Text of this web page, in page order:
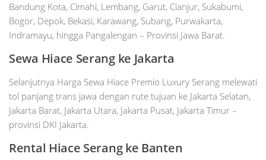
Bandung Kota, Cimahi, Lembang, Garut, Cianjur, Sukabumi,
Bogor, Depok, Bekasi, Karawang, Subang, Purwakarta,
Indramayu, hingga Pangalengan – Provinsi Jawa Barat.
Sewa Hiace Serang ke Jakarta
Selanjutnya Harga Sewa Hiace Premio Luxury Serang melewati
tol panjang trans jawa dengan rute tujuan ke Jakarta Selatan,
Jakarta Barat, Jakarta Utara, Jakarta Pusat, Jakarta Timur –
provinsi DKI Jakarta.
Rental Hiace Serang ke Banten